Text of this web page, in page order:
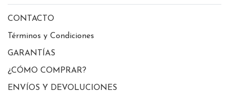
CONTACTO
Términos y Condiciones
GARANTÍAS
¿CÓMO COMPRAR?
ENVÍOS Y DEVOLUCIONES